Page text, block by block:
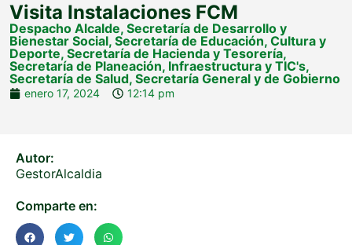
Visita Instalaciones FCM
Despacho Alcalde, Secretaría de Desarrollo y
Bienestar Social, Secretaría de Educación, Cultura y
Deporte, Secretaría de Hacienda y Tesorería,
Secretaría de Planeación, Infraestructura y TIC's,
Secretaría de Salud, Secretaría General y de Gobierno
enero 17, 2024 12:14 pm
Autor:
GestorAlcaldia
Comparte en: